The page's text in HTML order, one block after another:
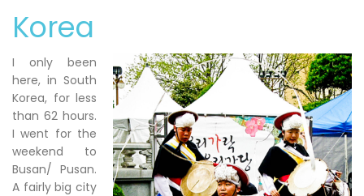
Korea
I only been
here, in South
Korea, for less
than 62 hours.
I went for the
weekend to
Busan/ Pusan.
A fairly big city